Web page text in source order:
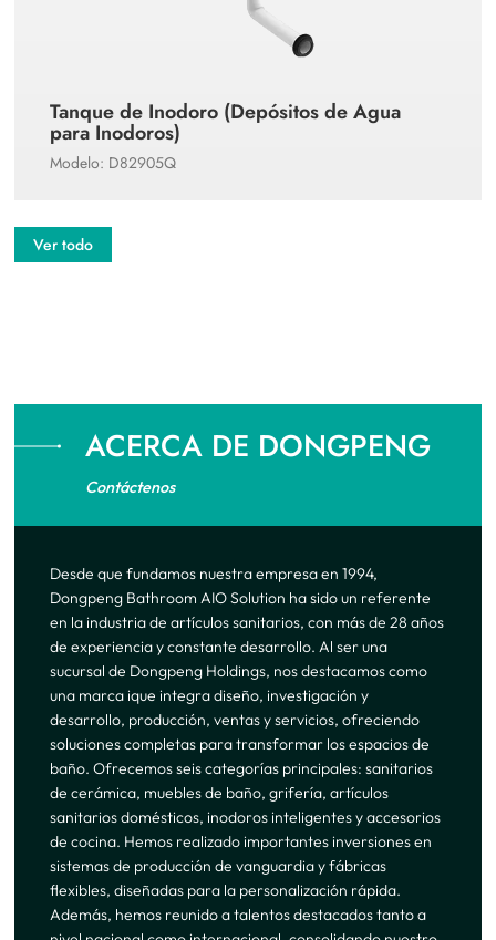
Tanque de Inodoro (Depósitos de Agua
para Inodoros)
Modelo: D82905Q
Ver todo
ACERCA DE DONGPENG
Contáctenos
Desde que fundamos nuestra empresa en 1994,
Dongpeng Bathroom AIO Solution ha sido un referente
en la industria de artículos sanitarios, con más de 28 años
de experiencia y constante desarrollo. Al ser una
sucursal de Dongpeng Holdings, nos destacamos como
una marca ique integra diseño, investigación y
desarrollo, producción, ventas y servicios, ofreciendo
soluciones completas para transformar los espacios de
baño. Ofrecemos seis categorías principales: sanitarios
de cerámica, muebles de baño, grifería, artículos
sanitarios domésticos, inodoros inteligentes y accesorios
de cocina. Hemos realizado importantes inversiones en
sistemas de producción de vanguardia y fábricas
flexibles, diseñadas para la personalización rápida.
Además, hemos reunido a talentos destacados tanto a